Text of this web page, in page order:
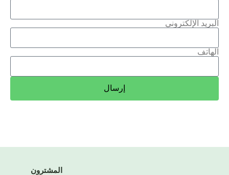
البريد الإلكتروني
الهاتف
إرسال
المشترون